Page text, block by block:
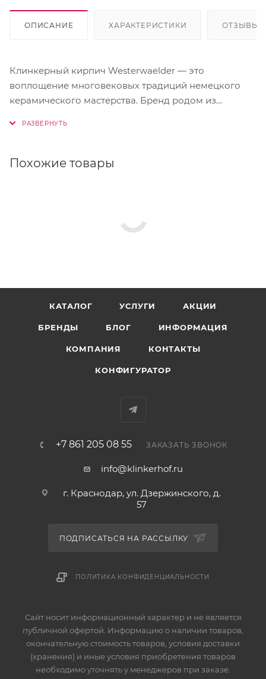
ОПИСАНИЕ ХАРАКТЕРИСТИКИ ОТЗЫВЫ
Клинкерный кирпич Westerwaelder — это
воплощение многовековых традиций немецкого
керамического мастерства. Бренд родом из
качества. Каждый экземпляр Westerwaelder —
Похожие товары
КАТАЛОГ УСЛУГИ АКЦИИ
БРЕНДЫ БЛОГ ИНФОРМАЦИЯ
КОМПАНИЯ КОНТАКТЫ
КОНФИГУРАТОР
+7 861 205 08 55 ЗАКАЗАТЬ ЗВОНОК
info@klinkerhof.ru
г. Краснодар, ул. Дзержинского, д.
57
ПОДПИСАТЬСЯ НА РАССЫЛКУ
ПОЛИТИКА КОНФИДЕНЦИАЛЬНОСТИ
Сайт носит информационный характер и не является
публичной офертой. Информацию о наличии товаров,
окончательную стоимость товаров, условия доставки
(хранения) и иные условия приобретения товаров
необходимо уточнять у менеджеров при заказе.